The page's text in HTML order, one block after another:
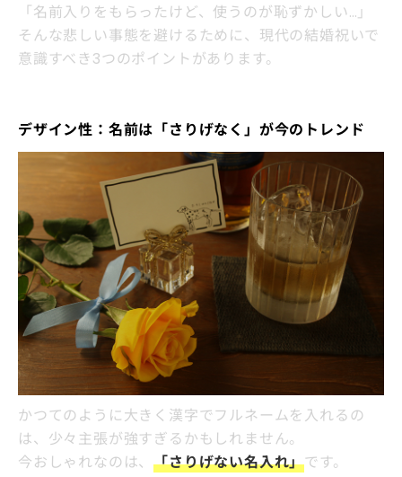
「名前入りをもらったけど、使うのが恥ずかしい…」
そんな悲しい事態を避けるために、現代の結婚祝いで
意識すべき3つのポイントがあります。
デザイン性：名前は「さりげなく」が今のトレンド
かつてのように大きく漢字でフルネームを入れるの
は、少々主張が強すぎるかもしれません。
今おしゃれなのは、「さりげない名入れ」です。